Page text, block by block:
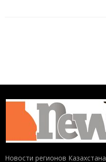
Новости регионов Казахстана